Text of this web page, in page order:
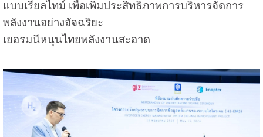
แบบเรียลไทม์ เพื่อเพิ่มประสิทธิภาพการบริหารจัดการ
พลังงานอย่างอัจฉริยะ
เยอรมนีหนุนไทยพลังงานสะอาด